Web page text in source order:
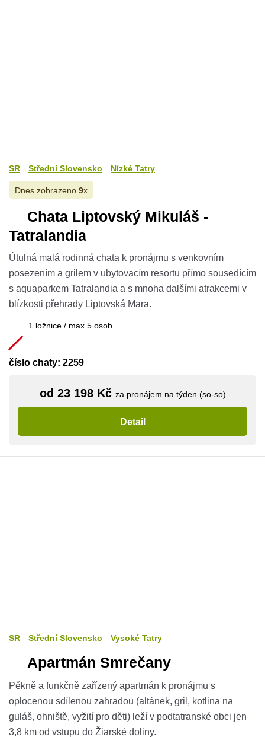
SR Střední Slovensko Nízké Tatry
Dnes zobrazeno 9x
Chata Liptovský Mikuláš -
Tatralandia
Útulná malá rodinná chata k pronájmu s venkovním
posezením a grilem v ubytovacím resortu přímo sousedícím
s aquaparkem Tatralandia a s mnoha dalšími atrakcemi v
blízkosti přehrady Liptovská Mara.
1 ložnice / max 5 osob
číslo chaty: 2259
od 23 198 Kč za pronájem na týden (so-so)
Detail
SR Střední Slovensko Vysoké Tatry
Apartmán Smrečany
Pěkně a funkčně zařízený apartmán k pronájmu s
oplocenou sdílenou zahradou (altánek, gril, kotlina na
guláš, ohniště, vyžití pro děti) leží v podtatranské obci jen
3,8 km od vstupu do Žiarské doliny.